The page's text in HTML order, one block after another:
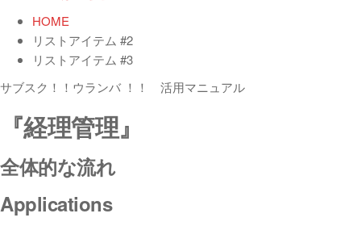
HOME
リストアイテム #2
リストアイテム #3
サブスク！！ウランバ ！！ 活用マニュアル
『経理管理』
全体的な流れ
Applications